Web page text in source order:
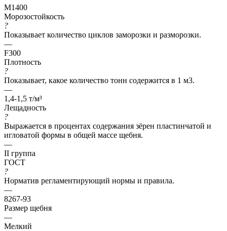
М1400
Морозостойкость
?
Показывает количество циклов заморозки и разморозки.
—
F300
Плотность
?
Показывает, какое количество тонн содержится в 1 м3.
—
1,4-1,5 т/м³
Лещадность
?
Выражается в процентах содержания зёрен пластинчатой и
игловатой формы в общей массе щебня.
—
II группа
ГОСТ
?
Норматив регламентирующий нормы и правила.
—
8267-93
Размер щебня
—
Мелкий